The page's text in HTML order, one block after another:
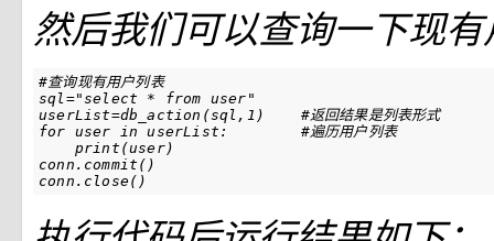
然后我们可以查询一下现
#查询现有用户列表
sql="select * from user"
userList=db_action (sql , 1 )
#返回结果是列表形式
for user in userList :
#遍历用户列表
print (user)
conn . commit ()
conn . close()